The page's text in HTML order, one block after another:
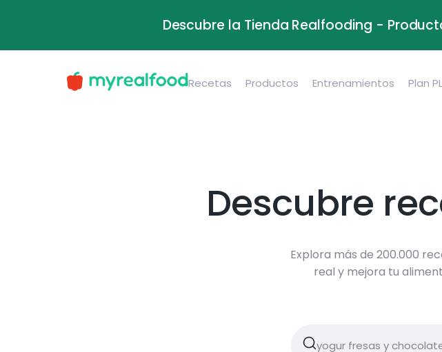
Descubre la Tienda Realfooding -
Recetas Productos Entrenamientos Plan
Descubre
Explora más de 200.000
real y mejora tu